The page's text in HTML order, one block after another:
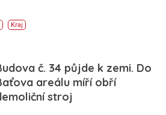
Kraj
č. 34 půjde k zemi. Do
areálu míří obří
stroj